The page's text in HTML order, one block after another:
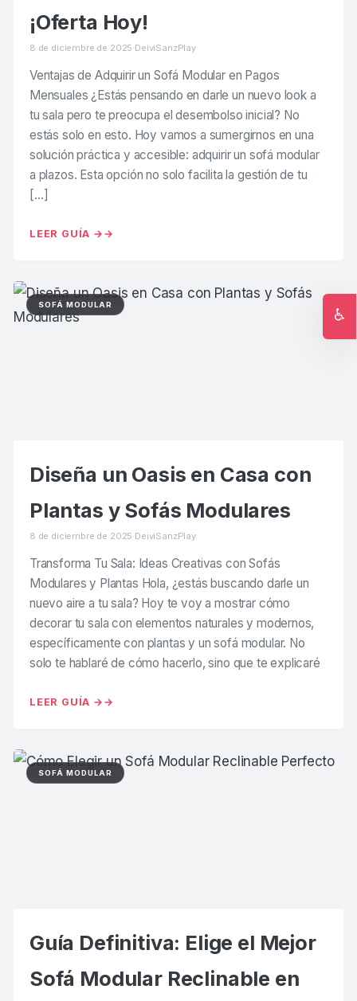
¡Oferta Hoy!
8 de diciembre de 2025·DeiviSanzPlay
Ventajas de Adquirir un Sofá Modular en Pagos
Mensuales ¿Estás pensando en darle un nuevo look a
tu sala pero te preocupa el desembolso inicial? No
estás solo en esto. Hoy vamos a sumergirnos en una
solución práctica y accesible: adquirir un sofá modular
a plazos. Esta opción no solo facilita la gestión de tu
[…]
LEER GUÍA →
SOFÁ MODULAR
Diseña un Oasis en Casa con
Plantas y Sofás Modulares
8 de diciembre de 2025·DeiviSanzPlay
Transforma Tu Sala: Ideas Creativas con Sofás
Modulares y Plantas Hola, ¿estás buscando darle un
nuevo aire a tu sala? Hoy te voy a mostrar cómo
decorar tu sala con elementos naturales y modernos,
específicamente con plantas y un sofá modular. No
solo te hablaré de cómo hacerlo, sino que te explicaré
LEER GUÍA →
SOFÁ MODULAR
Guía Definitiva: Elige el Mejor
Sofá Modular Reclinable en
♿